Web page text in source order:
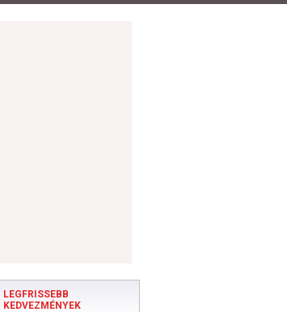
LEGFRISSEBB
KEDVEZMÉNYEK